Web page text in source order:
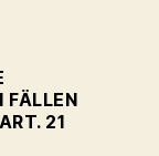
FÄLLEN
21